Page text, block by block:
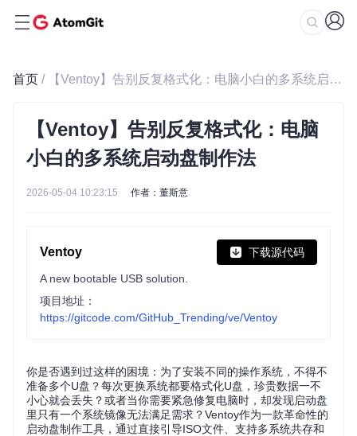
首页 / 【Ventoy】告别反复格式化：电脑小白的多系统启动盘制作法
【Ventoy】告别反复格式化：电脑
小白的多系统启动盘制作法
2026-05-04 10:23:15 作者：董斯意
Ventoy 下载源代码
A new bootable USB solution.
项目地址：
https://gitcode.com/GitHub_Trending/ve/Ventoy
你是否遇到过这样的困境：为了安装不同的操作系统，不得不
准备多个U盘？每次更换系统都要格式化U盘，珍贵数据一不
小心就会丢失？或者当你需要紧急修复电脑时，却发现启动盘
里只有一个系统镜像无法满足需求？Ventoy作为一款革命性的
启动盘制作工具，通过直接引导ISO文件、支持多系统共存和